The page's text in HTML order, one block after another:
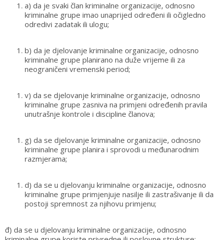
a) da je svaki član kriminalne organizacije, odnosno
kriminalne grupe imao unaprijed određeni ili očigledno
odredivi zadatak ili ulogu;
b) da je djelovanje kriminalne organizacije, odnosno
kriminalne grupe planirano na duže vrijeme ili za
neograničeni vremenski period;
v) da se djelovanje kriminalne organizacije, odnosno
kriminalne grupe zasniva na primjeni određenih pravila
unutrašnje kontrole i discipline članova;
g) da se djelovanje kriminalne organizacije, odnosno
kriminalne grupe planira i sprovodi u međunarodnim
razmjerama;
d) da se u djelovanju kriminalne organizacije, odnosno
kriminalne grupe primjenjuje nasilje ili zastrašivanje ili da
postoji spremnost za njihovu primjenu;
đ) da se u djelovanju kriminalne organizacije, odnosno